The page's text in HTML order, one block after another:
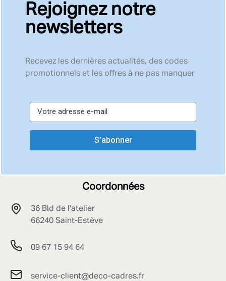
Rejoignez notre
newsletters
Recevez les dernières actualités, des codes
promotionnels et les offres à ne pas manquer
S’abonner
Coordonnées
36 Bld de l'atelier
66240 Saint-Estève
09 67 15 94 64
service-client@deco-cadres.fr